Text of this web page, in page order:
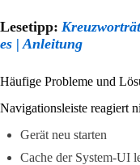
Lesetipp:
es | Anleitung
Häufige Probleme und
Navigationsleiste reagiert
Gerät neu starten
Cache der System-UI